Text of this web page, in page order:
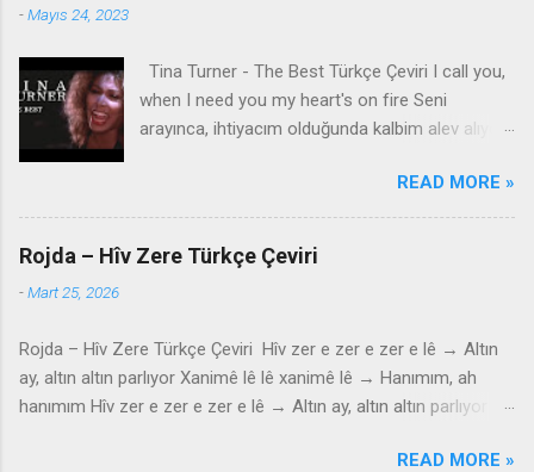
-Mayıs 24, 2023
Tina Turner - The Best Türkçe Çeviri I call you,
when I need you my heart's on fire Seni
arayınca, ihtiyacım olduğunda kalbim alev alıyor
Bana geliyorsun, bana geliyorsun, vahşi vahşi
You come to me Bana geliyorsun Give me
everything I need İhtiyacım olan her şeyi bana
ver Give me a lifetime of promises and a world
know what it means Aşk dilini konuş, ne anlama
geldiğini biliyormuş gibi And it can't be wrong,
take my heart Ve yanlış olamaz, kalbimi al And
READ MORE »
Rojda – Hîv Zere Türkçe Çeviri
-Mart 25, 2026
Rojda – Hîv Zere Türkçe Çeviri Hîv zer e zer e zer e lê → Altın
ay, altın altın parlıyor Xanimê lê lê xanimê lê → Hanımım, ah
hanımım Hîv zer e zer e zer e lê → Altın ay, altın altın parlıyor
li hember e lê → Güzelin evi karşıdadır Xanimê lê lê xanimê lê →
READ MORE »